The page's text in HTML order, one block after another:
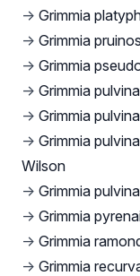
→ Grimmia
→ Grimmia
→ Grimmia
→ Grimmia
→ Grimmia
→ Grimmia
Wilson
→ Grimmia
→ Grimmia
→ Grimmia
→ Grimmia